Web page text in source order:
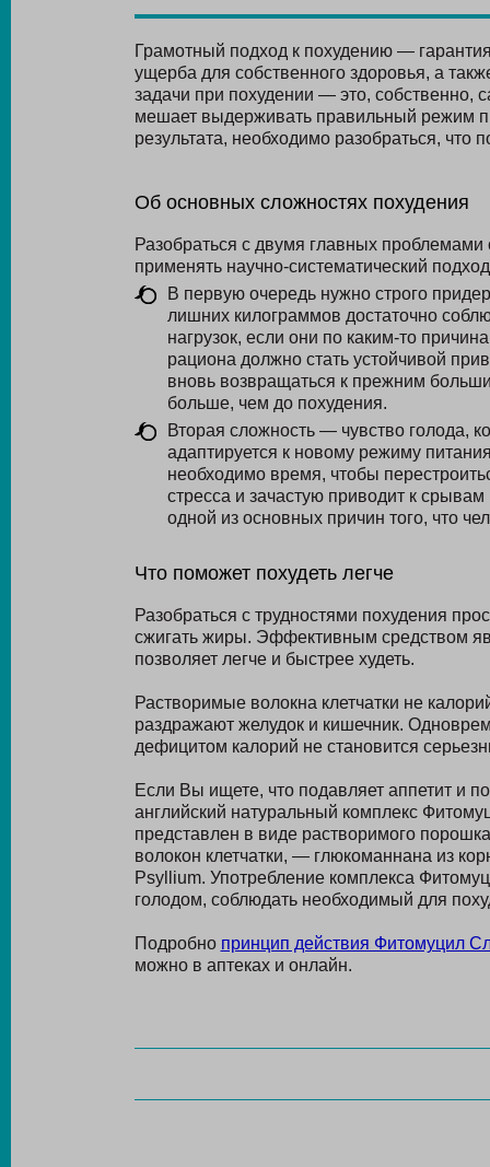
Грамотный подход к похудению —
ущерба для собственного здоровья, а
задачи при похудении — это, собственно,
мешает выдерживать правильный режим
результата, необходимо разобраться, что
Об основных сложностях похудения
Разобраться с двумя главных
применять научно-систематический
В первую очередь нужно строго
лишних килограммов достаточно
нагрузок, если они по каким-то
рациона должно стать устойчивой
вновь возвращаться к прежним
больше, чем до похудения.
Вторая сложность — чувство голода,
адаптируется к новому режиму
необходимо время, чтобы
стресса и зачастую приводит к
одной из основных причин того, что
Что поможет похудеть легче
Разобраться с трудностями похудения
сжигать жиры. Эффективным средством
позволяет легче и быстрее худеть.
Растворимые волокна клетчатки не
раздражают желудок и кишечник.
дефицитом калорий не становится
Если Вы ищете, что подавляет аппетит и
английский натуральный комплекс
представлен в виде растворимого
волокон клетчатки, — глюкоманнана из
Psyllium. Употребление комплекса
голодом, соблюдать необходимый для
Подробно принцип действия Фитомуцил
можно в аптеках и онлайн.